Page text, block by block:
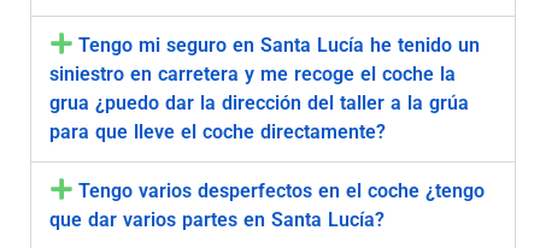
Tengo mi seguro en Santa Lucía he tenido un
siniestro en carretera y me recoge el coche la
grua ¿puedo dar la dirección del taller a la grúa
para que lleve el coche directamente?
Tengo varios desperfectos en el coche ¿tengo
que dar varios partes en Santa Lucía?